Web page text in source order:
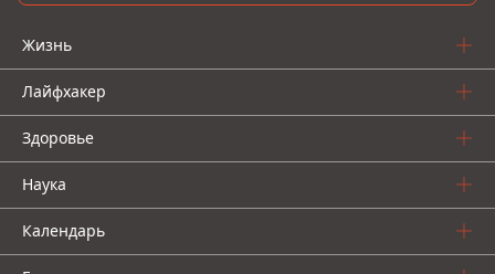
Жизнь
Лайфхакер
Здоровье
Наука
Календарь